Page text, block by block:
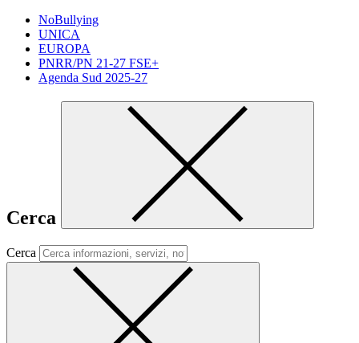
NoBullying
UNICA
EUROPA
PNRR/PN 21-27 FSE+
Agenda Sud 2025-27
Cerca
Cerca